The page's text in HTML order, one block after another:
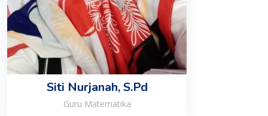
Siti Nurjanah, S.Pd
Guru Matematika